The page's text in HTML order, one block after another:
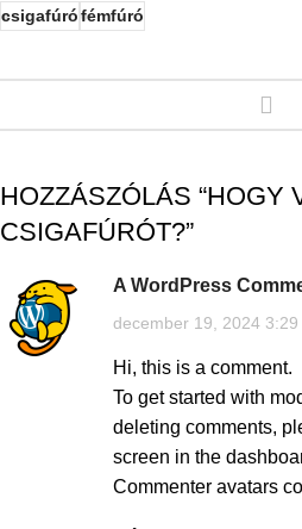
csigafúrófémfúró
HOZZÁSZÓLÁS “HOGY
CSIGAFÚRÓT?”
A WordPress
december 19, 2024 3:29
Hi, this is a comment.
To get started with
deleting comments,
screen in the
Commenter avatars